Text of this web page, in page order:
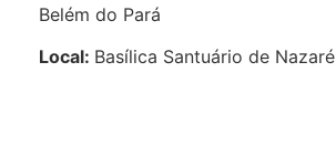
Belém do Pará
Local: Basílica Santuário de Nazaré